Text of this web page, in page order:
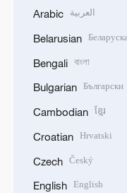
Arabic العربية
Belarusian
Bengali বাংলা
Bulgarian Български
Cambodian ខ្មែរ
Croatian Hrvatski
Czech Český
English English